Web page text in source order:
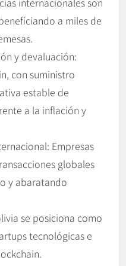
a miles de
y devaluación:
con suministro
estable de
a la inflación y
Empresas
globales
y abaratando
se posiciona como
tecnológicas e